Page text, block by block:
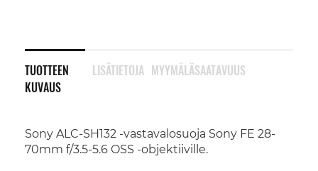
TUOTTEEN
KUVAUS
Sony ALC-SH132 -vastavalosuoja Sony FE 28-
70mm f/3.5-5.6 OSS -objektiiville.
LISÄTIETOJA MYYMÄLÄSAATAVUUS